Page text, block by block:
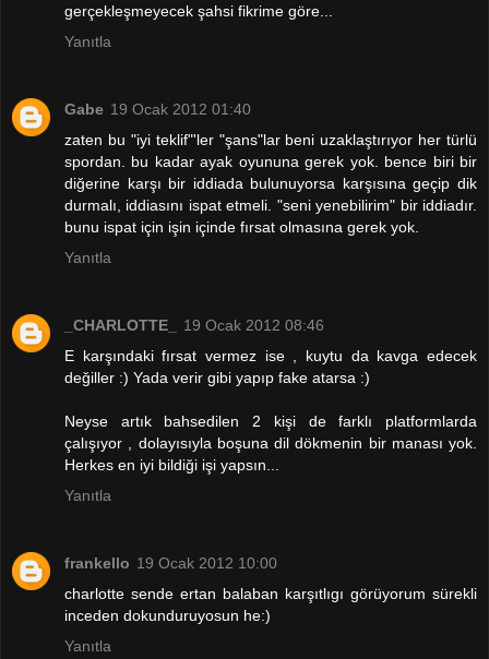
gerçekleşmeyecek şahsi fikrime göre...
Yanıtla
Gabe 19 Ocak 2012 01:40
zaten bu "iyi teklif"'ler "şans"lar beni uzaklaştırıyor her türlü
spordan. bu kadar ayak oyununa gerek yok. bence biri bir
diğerine karşı bir iddiada bulunuyorsa karşısına geçip dik
durmalı, iddiasını ispat etmeli. "seni yenebilirim" bir iddiadır.
bunu ispat için işin içinde fırsat olmasına gerek yok.
Yanıtla
_CHARLOTTE_
19 Ocak 2012 08:46
E karşındaki fırsat vermez ise , kuytu da kavga edecek
değiller :) Yada verir gibi yapıp fake atarsa :)
Neyse artık bahsedilen 2 kişi de farklı platformlarda
çalışıyor , dolayısıyla boşuna dil dökmenin bir manası yok.
Herkes en iyi bildiği işi yapsın...
Yanıtla
frankello 19 Ocak 2012 10:00
charlotte sende ertan balaban karşıtlıgı görüyorum sürekli
inceden dokunduruyosun he:)
Yanıtla